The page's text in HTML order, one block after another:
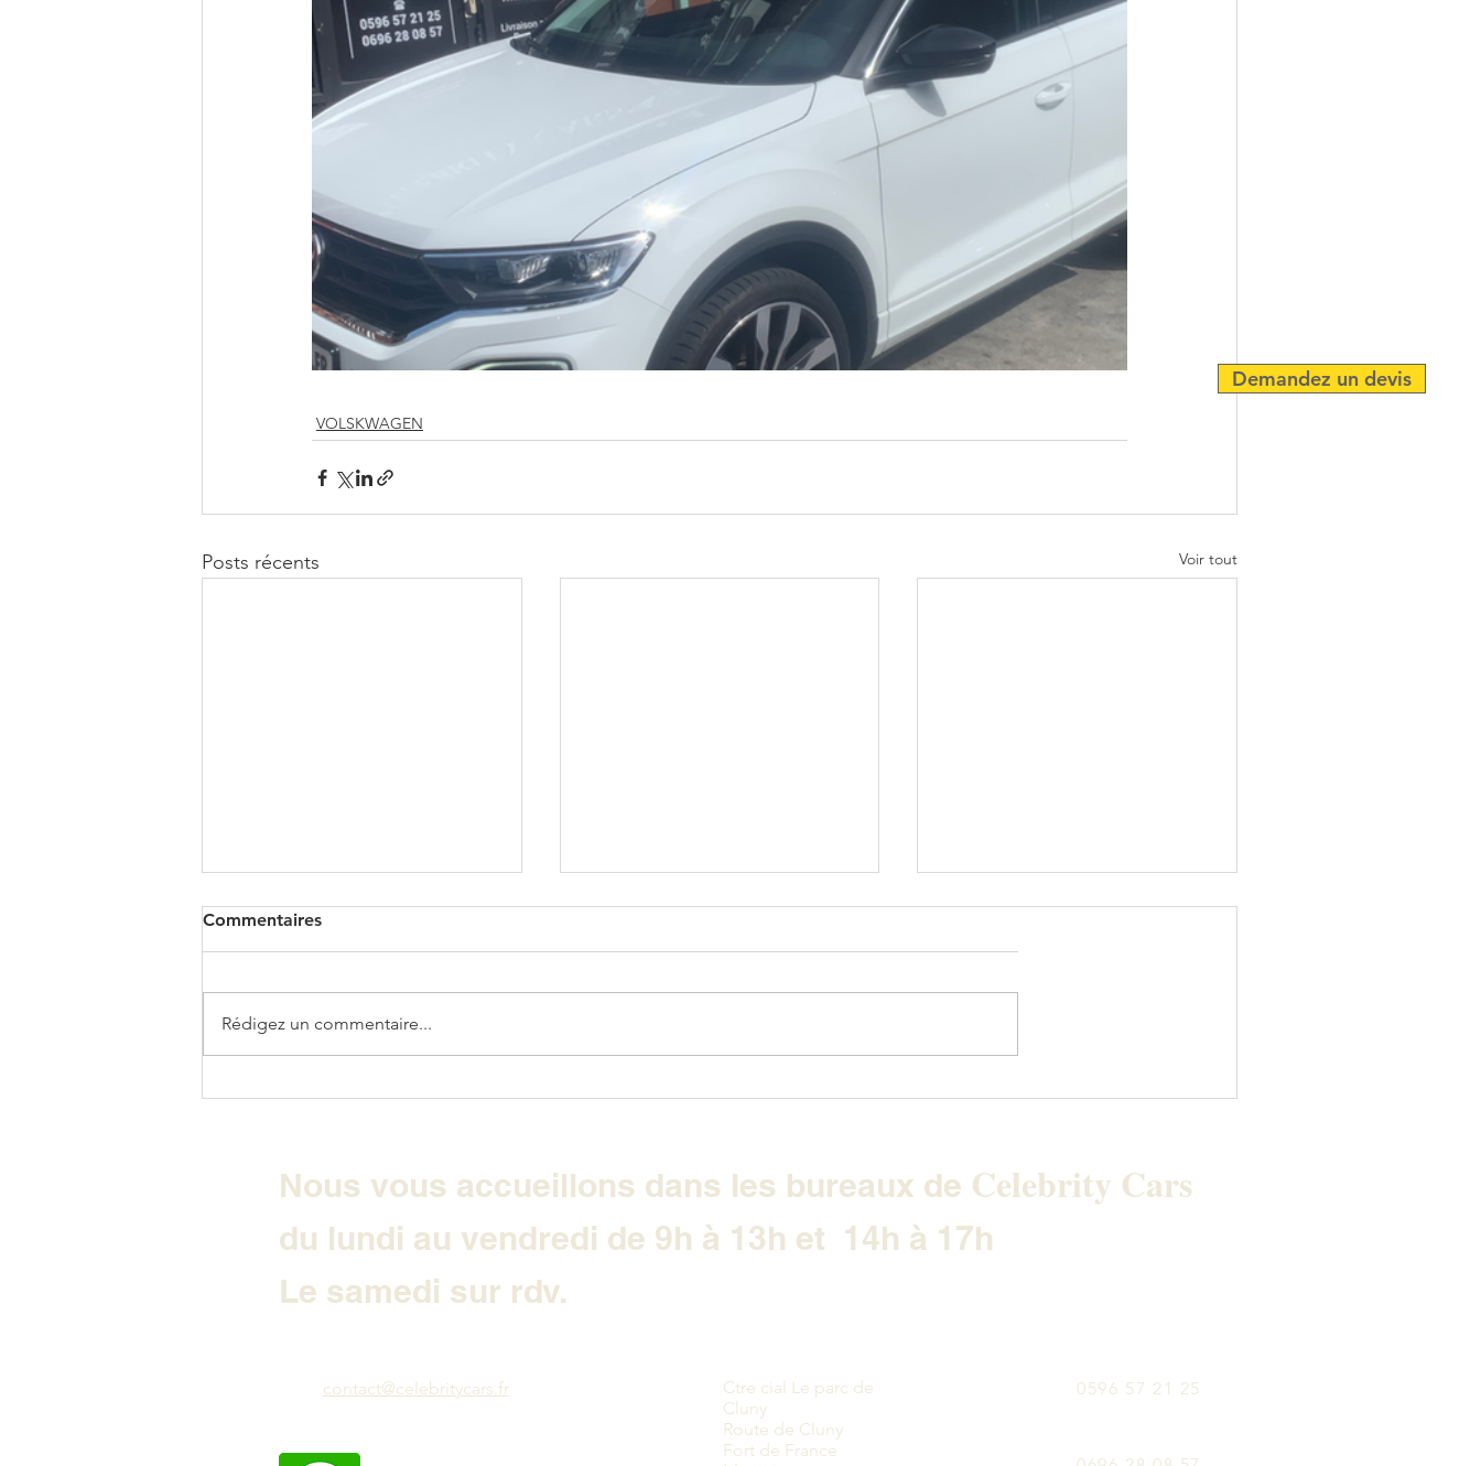
Demandez un devis
VOLSKWAGEN
Posts récents Voir tout
Commentaires
Rédigez un commentaire...
Nous vous accueillons dans les bureaux de Celebrity Cars
du lundi au vendredi de 9h à 13h et 14h à 17h
Le samedi sur rdv.
contact@celebritycars.fr
Ctre cial Le parc de
Cluny
Route de Cluny
Fort de France
0596 57 21 25